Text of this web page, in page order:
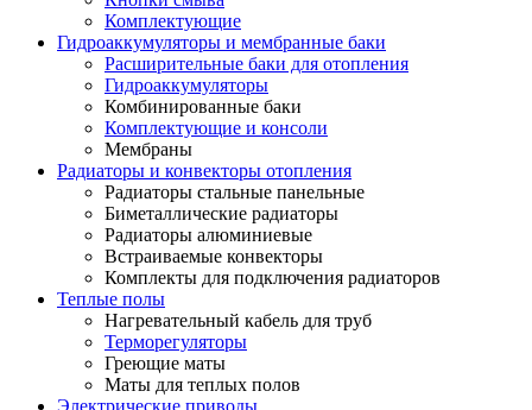
Комплектующие
Гидроаккумуляторы и мембранные баки
Расширительные баки для отопления
Гидроаккумуляторы
Комбинированные баки
Комплектующие и консоли
Мембраны
Радиаторы и конвекторы отопления
Радиаторы стальные панельные
Биметаллические радиаторы
Радиаторы алюминиевые
Встраиваемые конвекторы
Комплекты для подключения радиаторов
Теплые полы
Нагревательный кабель для труб
Терморегуляторы
Греющие маты
Маты для теплых полов
Электрические приводы